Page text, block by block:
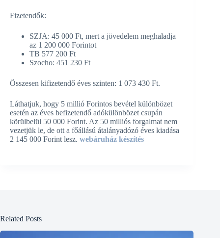
Fizetendők:
SZJA: 45 000 Ft, mert a jövedelem meghaladja
az 1 200 000 Forintot
TB 577 200 Ft
Szocho: 451 230 Ft
Összesen kifizetendő éves szinten: 1 073 430 Ft.
Láthatjuk, hogy 5 millió Forintos bevétel különbözet
esetén az éves befizetendő adókülönbözet csupán
körülbelül 50 000 Forint. Az 50 milliós forgalmat nem
vezetjük le, de ott a főállású átalányadózó éves kiadása
2 145 000 Forint lesz. webáruház készítés
Related Posts